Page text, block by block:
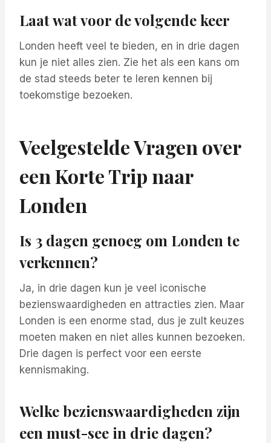
Laat wat voor de volgende keer
Londen heeft veel te bieden, en in drie dagen
kun je niet alles zien. Zie het als een kans om
de stad steeds beter te leren kennen bij
toekomstige bezoeken.
Veelgestelde Vragen over
een Korte Trip naar
Londen
Is 3 dagen genoeg om Londen te
verkennen?
Ja, in drie dagen kun je veel iconische
bezienswaardigheden en attracties zien. Maar
Londen is een enorme stad, dus je zult keuzes
moeten maken en niet alles kunnen bezoeken.
Drie dagen is perfect voor een eerste
kennismaking.
Welke bezienswaardigheden zijn
een must-see in drie dagen?